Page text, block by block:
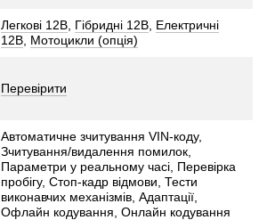
Легкові 12В Гібридні 12В Електричні
12В Мотоцикли (опція)
Перевірити
Автоматичне зчитування VIN-коду,
Зчитування/видалення помилок,
Параметри у реальному часі, Перевірка
пробігу, Стоп-кадр відмови, Тести
виконавчих механізмів, Адаптації,
Офлайн кодування, Онлайн кодування